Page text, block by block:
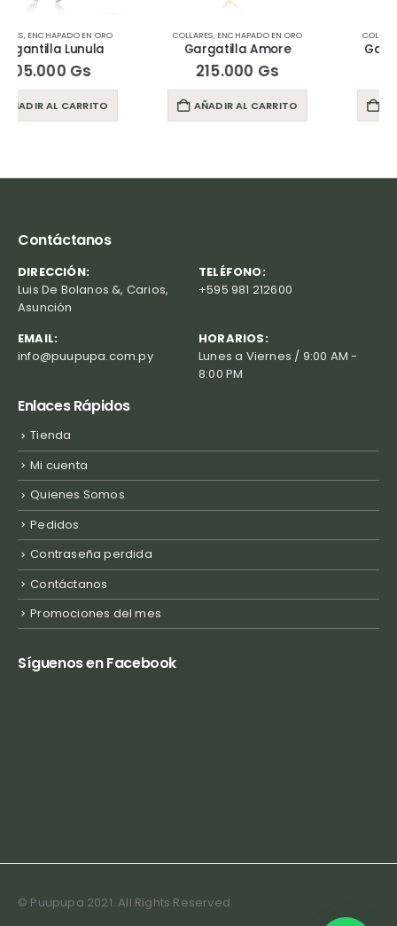
COLLARES ,ENCHAPADO EN ORO
Gargatilla Amore
215.000
AÑADIR AL CARRITO
COLLARES ,ENCHAPADO EN ORO
Gargantilla Star Sea
195.000
AÑADIR AL CARRITO
Contáctanos
DIRECCIÓN:
Luis De Bolanos &, Carios,
Asunción
TELÉFONO:
+595 981 212600
EMAIL:
info@puupupa.com.py
HORARIOS:
Lunes a Viernes / 9:00 AM -
8:00 PM
Enlaces Rápidos
Tienda
Mi cuenta
Quienes Somos
Pedidos
Contraseña perdida
Contáctanos
Promociones del mes
Síguenos en Facebook
© Puupupa 2021. All Rights Reserved